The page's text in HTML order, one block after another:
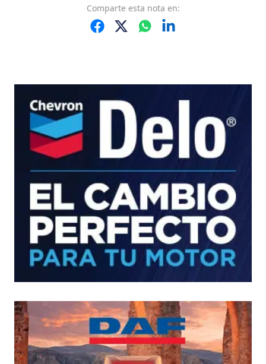
Comparte esta nota en: